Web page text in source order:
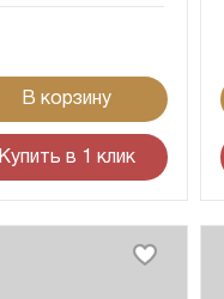
В корзину
Купить в 1 клик